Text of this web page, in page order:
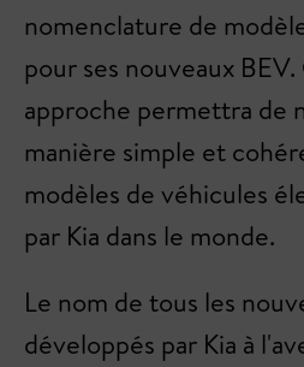
nomenclature de
pour ses nouveaux
approche permettra de
manière simple et
modèles de véhicules
par Kia dans le monde.
Le nom de tous les
développés par Kia à